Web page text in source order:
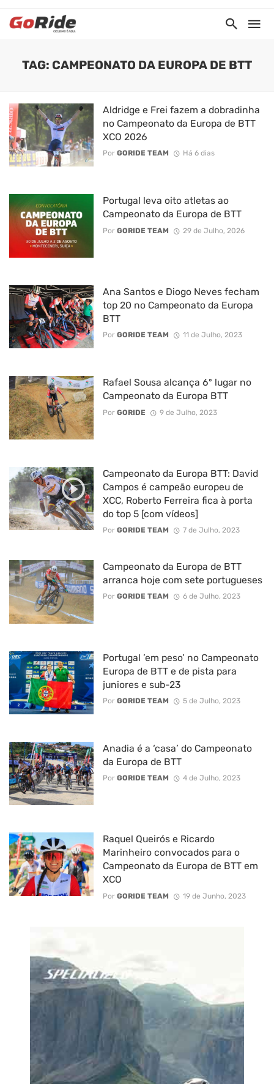
TAG: CAMPEONATO DA EUROPA DE BTT
Aldridge e Frei fazem a dobradinha
no Campeonato da Europa de BTT
XCO 2026
Por GORIDE TEAM Há 6 dias
Portugal leva oito atletas ao
Campeonato da Europa de BTT
Por GORIDE TEAM 29 de Julho, 2026
Ana Santos e Diogo Neves fecham
top 20 no Campeonato da Europa
BTT
Por GORIDE TEAM 11 de Julho, 2023
Rafael Sousa alcança 6º lugar no
Campeonato da Europa BTT
Por GORIDE 9 de Julho, 2023
Campeonato da Europa BTT: David
Campos é campeão europeu de
XCC, Roberto Ferreira fica à porta
do top 5 [com vídeos]
Por GORIDE TEAM 7 de Julho, 2023
Campeonato da Europa de BTT
arranca hoje com sete portugueses
Por GORIDE TEAM 6 de Julho, 2023
Portugal ’em peso’ no Campeonato
Europa de BTT e de pista para
juniores e sub-23
Por GORIDE TEAM 5 de Julho, 2023
Anadia é a ‘casa’ do Campeonato
da Europa de BTT
Por GORIDE TEAM 4 de Julho, 2023
Raquel Queirós e Ricardo
Marinheiro convocados para o
Campeonato da Europa de BTT em
XCO
Por GORIDE TEAM 19 de Junho, 2023